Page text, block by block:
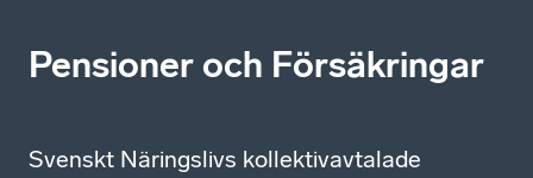
Pensioner och Försäkringar
Svenskt Näringslivs kollektivavtalade